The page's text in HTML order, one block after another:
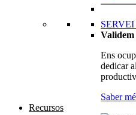
Validem
Ens
dedicar
Saber
Recursos